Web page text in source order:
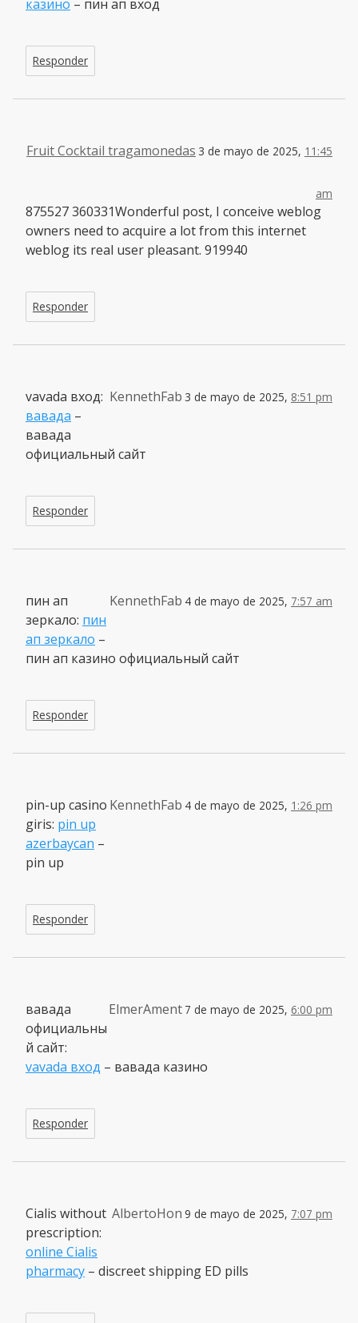
казино – пин ап вход
Responder
Fruit Cocktail tragamonedas 3 de mayo de 2025, 11:45
am
875527 360331Wonderful post, I conceive weblog
owners need to acquire a lot from this internet
weblog its real user pleasant. 919940
Responder
KennethFab 3 de mayo de 2025, 8:51 pm
vavada вход:
вавада –
вавада
официальный сайт
Responder
KennethFab 4 de mayo de 2025, 7:57 am
пин ап
зеркало: пин
ап зеркало –
пин ап казино официальный сайт
Responder
KennethFab 4 de mayo de 2025, 1:26 pm
pin-up casino
giris: pin up
azerbaycan –
pin up
Responder
ElmerAment 7 de mayo de 2025, 6:00 pm
вавада
официальны
й сайт:
vavada вход – вавада казино
Responder
AlbertoHon 9 de mayo de 2025, 7:07 pm
Cialis without
prescription:
online Cialis
pharmacy – discreet shipping ED pills